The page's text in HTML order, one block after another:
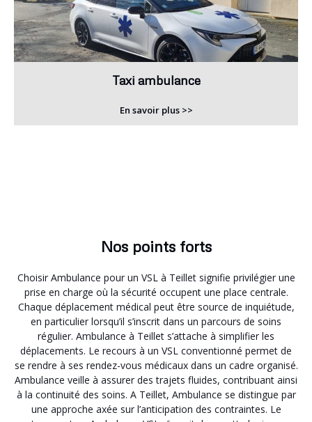
Taxi ambulance
En savoir plus >>
Nos points forts
Choisir Ambulance pour un VSL à Teillet signifie privilégier une
prise en charge où la sécurité occupent une place centrale.
Chaque déplacement médical peut être source de inquiétude,
en particulier lorsqu’il s’inscrit dans un parcours de soins
régulier. Ambulance à Teillet s’attache à simplifier les
déplacements. Le recours à un VSL conventionné permet de
se rendre à ses rendez-vous médicaux dans un cadre organisé.
Ambulance veille à assurer des trajets fluides, contribuant ainsi
à la continuité des soins. A Teillet, Ambulance se distingue par
une approche axée sur l’anticipation des contraintes. Le